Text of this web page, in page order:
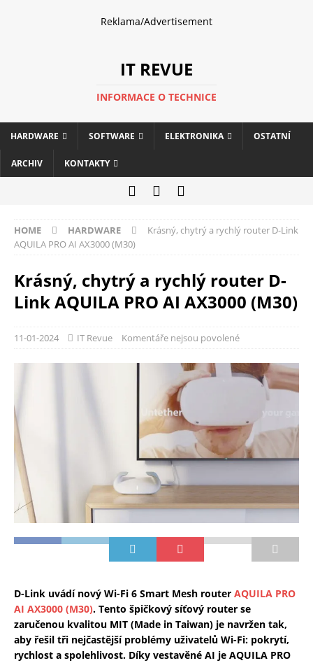
Reklama/Advertisement
IT REVUE
INFORMACE O TECHNICE
HARDWARE SOFTWARE ELEKTRONIKA OSTATNÍ
ARCHIV KONTAKTY
HOME HARDWARE
Krásný, chytrý a rychlý router D-Link
AQUILA PRO AI AX3000 (M30)
Krásný, chytrý a rychlý router D-
Link AQUILA PRO AI AX3000 (M30)
11-01-2024 IT Revue Komentáře nejsou povolené
D-Link uvádí nový Wi-Fi 6 Smart Mesh router AQUILA PRO
AI AX3000 (M30). Tento špičkový síťový router se
zaručenou kvalitou MIT (Made in Taiwan) je navržen tak,
aby řešil tři nejčastější problémy uživatelů Wi-Fi: pokrytí,
rychlost a spolehlivost. Díky vestavěné AI je AQUILA PRO